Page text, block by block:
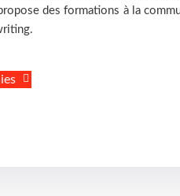
des formations à la